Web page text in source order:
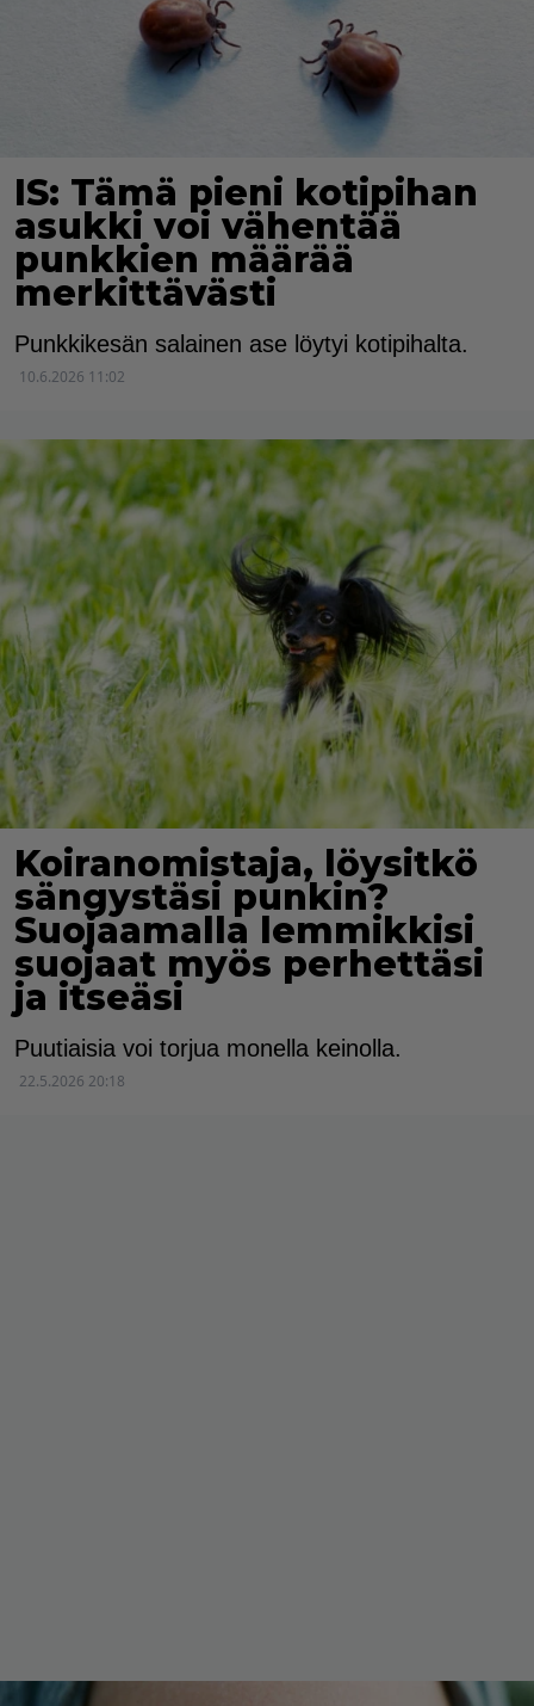
IS: Tämä pieni kotipihan
asukki voi vähentää
punkkien määrää
merkittävästi
Punkkikesän salainen ase löytyi kotipihalta.
10.6.2026 11:02
Koiranomistaja, löysitkö
sängystäsi punkin?
Suojaamalla lemmikkisi
suojaat myös perhettäsi
ja itseäsi
Puutiaisia voi torjua monella keinolla.
22.5.2026 20:18